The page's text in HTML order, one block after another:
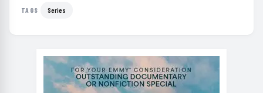
TAGS Series